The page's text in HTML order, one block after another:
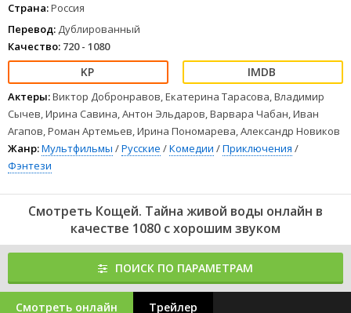
Страна:Россия
Перевод: Дублированный
Качество: 720 - 1080
Актеры:Виктор Добронравов, Екатерина Тарасова, Владимир
Сычев, Ирина Савина, Антон Эльдаров, Варвара Чабан, Иван
Агапов, Роман Артемьев, Ирина Пономарева, Александр Новиков
Жанр:Мультфильмы /Русские /Комедии /Приключения /
Фэнтези
Смотреть Кощей. Тайна живой воды онлайн в
качестве 1080 с хорошим звуком
ПОИСК ПО ПАРАМЕТРАМ
Смотреть онлайн Трейлер